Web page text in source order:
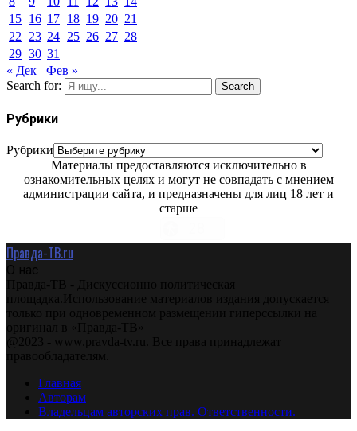
15 16 17 18 19 20 21
22
23 24 25 26 27 28
29 30 31
« Дек
Фев »
Search for:
Search
Рубрики
Рубрики
Материалы предоставляются исключительно в
ознакомительных целях и могут не совпадать с мнением
администрации сайта, и предназначены для лиц 18 лет и
старше
Правда-ТВ.ru
О нас
Правда-ТВ - Дискуссионно политическая
площадка.Использование материалов издания допускается
только при одновременном размещении гиперссылки на
оригинал в «Правда-ТВ»
@2023 - www.pravda-tv.ru. Все права принадлежат
правообладателям.
Главная
Авторам
Владельцам авторских прав. Ответственности.